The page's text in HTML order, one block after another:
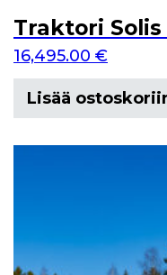
Traktori Solis
16,495.00 €
Lisää